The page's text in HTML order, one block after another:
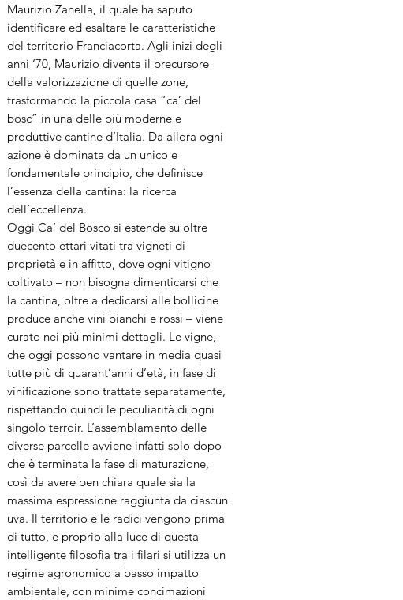
Maurizio Zanella, il quale ha saputo
identificare ed esaltare le caratteristiche
del territorio Franciacorta. Agli inizi degli
anni ‘70, Maurizio diventa il precursore
della valorizzazione di quelle zone,
trasformando la piccola casa “ca’ del
bosc” in una delle più moderne e
produttive cantine d’Italia. Da allora ogni
azione è dominata da un unico e
fondamentale principio, che definisce
l’essenza della cantina: la ricerca
dell’eccellenza.
Oggi Ca’ del Bosco si estende su oltre
duecento ettari vitati tra vigneti di
proprietà e in affitto, dove ogni vitigno
coltivato – non bisogna dimenticarsi che
la cantina, oltre a dedicarsi alle bollicine
produce anche vini bianchi e rossi – viene
curato nei più minimi dettagli. Le vigne,
che oggi possono vantare in media quasi
tutte più di quarant’anni d’età, in fase di
vinificazione sono trattate separatamente,
rispettando quindi le peculiarità di ogni
singolo terroir. L’assemblamento delle
diverse parcelle avviene infatti solo dopo
che è terminata la fase di maturazione,
così da avere ben chiara quale sia la
massima espressione raggiunta da ciascun
uva. Il territorio e le radici vengono prima
di tutto, e proprio alla luce di questa
intelligente filosofia tra i filari si utilizza un
regime agronomico a basso impatto
ambientale, con minime concimazioni